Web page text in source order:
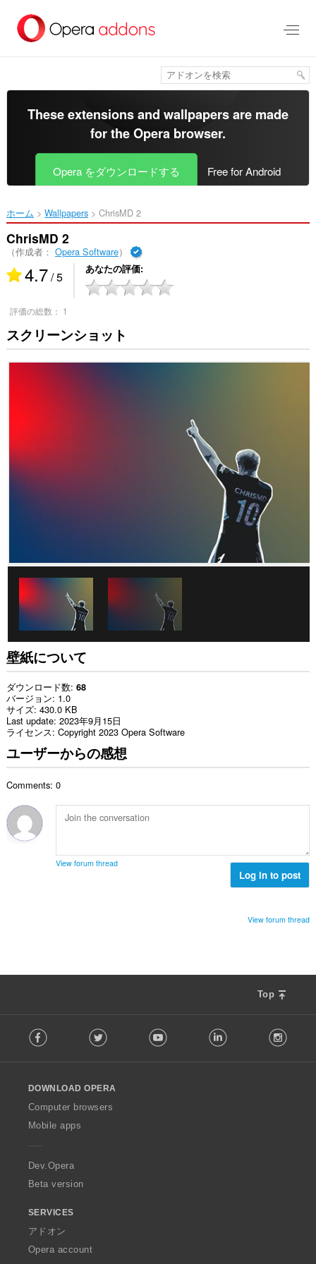
メ
ツ
移
動
These extensions and wallpapers are made
for theOpera browser.
Opera をダウンロードする Free for Android
ホーム Wallpapers ChrisMD 2‎
ChrisMD 2
（作成者： Opera Software）
4.7/ 5 あなたの評価
評価の総数： 1
スクリーンショット
壁紙について
ダウンロード数 68
バージョン 1.0
サイズ 430.0 KB
Last update 2023年9月15日
ライセンス Copyright 2023 Opera Software
ユーザーからの感想
Comments: 0
View forum thread
Log in to post
View forum thread
Top
o
w
O
p
a
Facebook Twitter Youtube LinkedIn
DOWNLOAD OPERA
Computer browsers
Mobile apps
Dev.Opera
Beta version
SERVICES
アドオン
Opera account